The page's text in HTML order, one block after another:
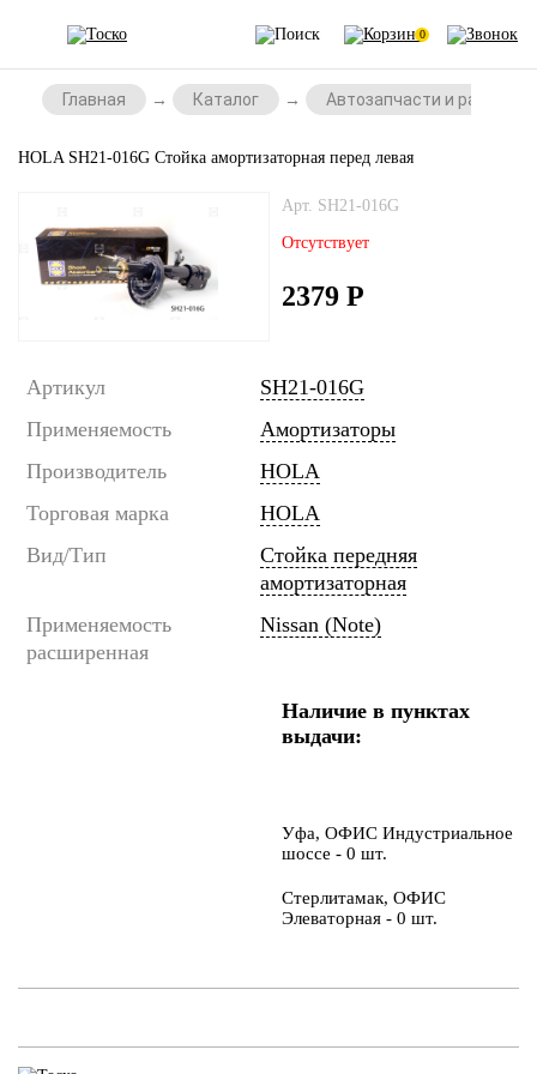
0
Главная Каталог Автозапчасти и
HOLA SH21-016G Стойка амортизаторная перед левая
Арт. SH21-016G
Отсутствует
2379 Р
Артикул
SH21-016G
Применяемость
Амортизаторы
Производитель
HOLA
Торговая марка
HOLA
Вид/Тип
Стойка передняя
амортизаторная
Применяемость
расширенная
Nissan (Note)
Наличие в пунктах
выдачи:
Уфа, ОФИС Индустриальное
шоссе - 0 шт.
Стерлитамак, ОФИС
Элеваторная - 0 шт.